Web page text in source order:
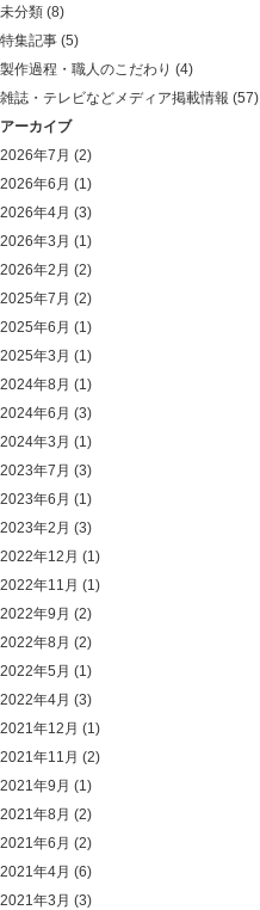
未分類 (8)
特集記事 (5)
製作過程・職人のこだわり (4)
雑誌・テレビなどメディア掲載情報 (57)
アーカイブ
2026年7月 (2)
2026年6月 (1)
2026年4月 (3)
2026年3月 (1)
2026年2月 (2)
2025年7月 (2)
2025年6月 (1)
2025年3月 (1)
2024年8月 (1)
2024年6月 (3)
2024年3月 (1)
2023年7月 (3)
2023年6月 (1)
2023年2月 (3)
2022年12月 (1)
2022年11月 (1)
2022年9月 (2)
2022年8月 (2)
2022年5月 (1)
2022年4月 (3)
2021年12月 (1)
2021年11月 (2)
2021年9月 (1)
2021年8月 (2)
2021年6月 (2)
2021年4月 (6)
2021年3月 (3)